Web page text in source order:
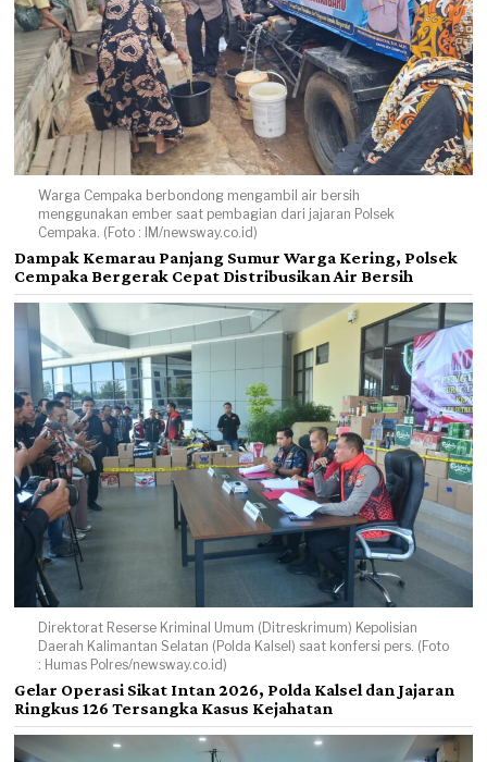
Warga Cempaka berbondong mengambil air bersih
menggunakan ember saat pembagian dari jajaran Polsek
Cempaka. (Foto : IM/newsway.co.id)
Dampak Kemarau Panjang Sumur Warga Kering, Polsek
Cempaka Bergerak Cepat Distribusikan Air Bersih
Direktorat Reserse Kriminal Umum (Ditreskrimum) Kepolisian
Daerah Kalimantan Selatan (Polda Kalsel) saat konfersi pers. (Foto
: Humas Polres/newsway.co.id)
Gelar Operasi Sikat Intan 2026, Polda Kalsel dan Jajaran
Ringkus 126 Tersangka Kasus Kejahatan